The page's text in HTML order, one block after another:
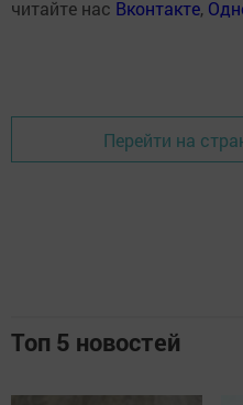
читайте нас Вконтакте,
Перейти на
Топ 5 новостей